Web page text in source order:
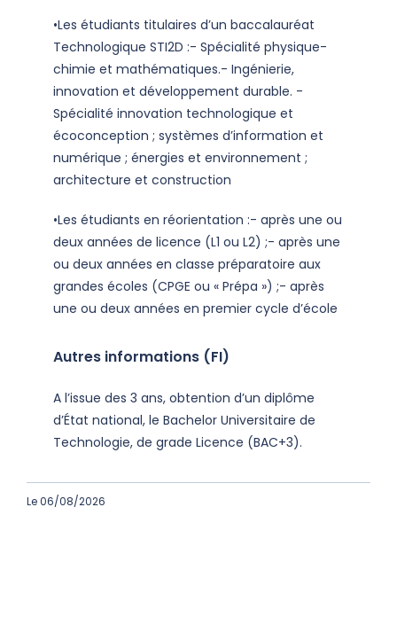
•Les étudiants titulaires d’un baccalauréat
Technologique STI2D :- Spécialité physique-
chimie et mathématiques.- Ingénierie,
innovation et développement durable. -
Spécialité innovation technologique et
écoconception ; systèmes d’information et
numérique ; énergies et environnement ;
architecture et construction
•Les étudiants en réorientation :- après une ou
deux années de licence (L1 ou L2) ;- après une
ou deux années en classe préparatoire aux
grandes écoles (CPGE ou « Prépa ») ;- après
une ou deux années en premier cycle d’école
Autres informations (FI)
A l’issue des 3 ans, obtention d’un diplôme
d’État national, le Bachelor Universitaire de
Technologie, de grade Licence (BAC+3).
Le 06/08/2026